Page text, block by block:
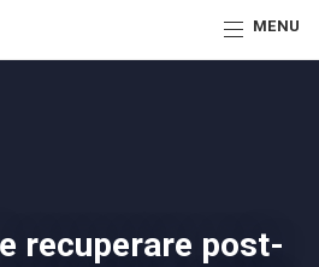
MENU
recuperare post-